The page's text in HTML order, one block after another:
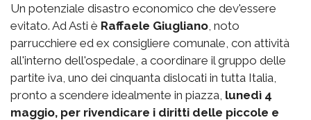
Un potenziale disastro economico che dev'essere
evitato. Ad Asti è Raffaele Giugliano , noto
parrucchiere ed ex consigliere comunale, con attività
all'interno dell'ospedale, a coordinare il gruppo delle
partite iva, uno dei cinquanta dislocati in tutta Italia,
pronto a scendere idealmente in piazza, lunedì 4
maggio, per rivendicare i diritti delle piccole e